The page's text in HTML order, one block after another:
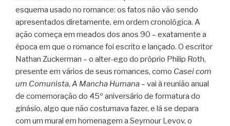
esquema usado no romance: os fatos não vão sendo
apresentados diretamente, em ordem cronológica. A
ação começa em meados dos anos 90 – exatamente a
época em que o romance foi escrito e lançado. O escritor
Nathan Zuckerman – o alter-ego do próprio Philip Roth,
presente em vários de seus romances, como Casei com
um Comunista, A Mancha Humana– vai à reunião anual
de comemoração do 45º aniversário de formatura do
ginásio, algo que não costumava fazer, e lá se depara
com um mural em homenagem a Seymour Levov, o